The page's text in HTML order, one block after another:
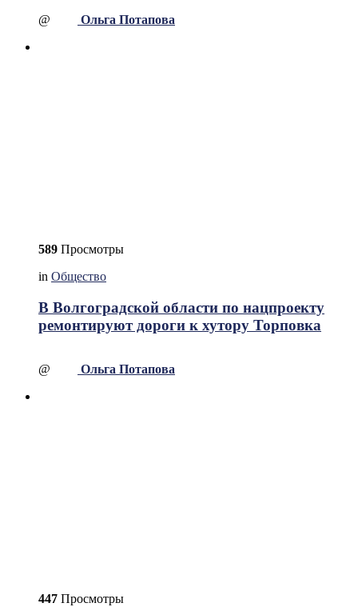
@ Ольга Потапова
589 Просмотры
in Общество
В Волгоградской области по нацпроекту
ремонтируют дороги к хутору Торповка
@ Ольга Потапова
447 Просмотры